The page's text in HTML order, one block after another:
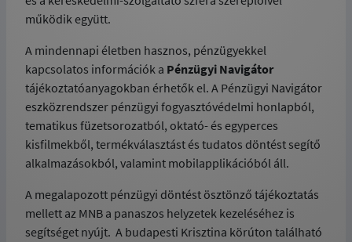
működik együtt.
A mindennapi életben hasznos, pénzügyekkel
kapcsolatos információk a Pénzügyi Navigátor
tájékoztatóanyagokban érhetők el. A Pénzügyi Navigátor
eszközrendszer pénzügyi fogyasztóvédelmi honlapból,
tematikus füzetsorozatból, oktató- és egyperces
kisfilmekből, termékválasztást és tudatos döntést segítő
alkalmazásokból, valamint mobilapplikációból áll.
A megalapozott pénzügyi döntést ösztönző tájékoztatás
mellett az MNB a panaszos helyzetek kezeléséhez is
segítséget nyújt. A budapesti Krisztina körúton található